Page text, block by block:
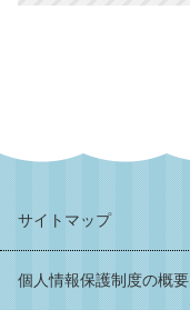
サイトマップ
個人情報保護制度の概要